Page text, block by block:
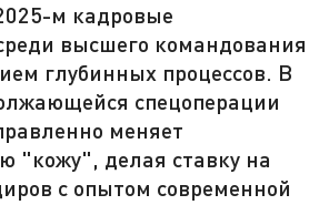
м кадровые
высшего командования
глубинных процессов. В
спецоперации
меняет
"кожу", делая ставку на
с опытом современной